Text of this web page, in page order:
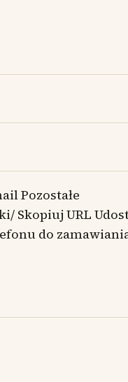
Pozostałe
Skopiuj URL
do